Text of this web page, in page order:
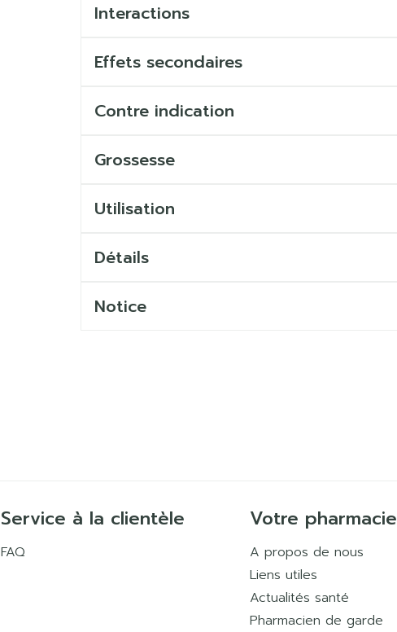
Interactions
Effets secondaires
Contre indication
Grossesse
Utilisation
Détails
Notice
Service à la clientèle
FAQ
Votre pharmacie
A propos de nous
Liens utiles
Actualités santé
Pharmacien de garde